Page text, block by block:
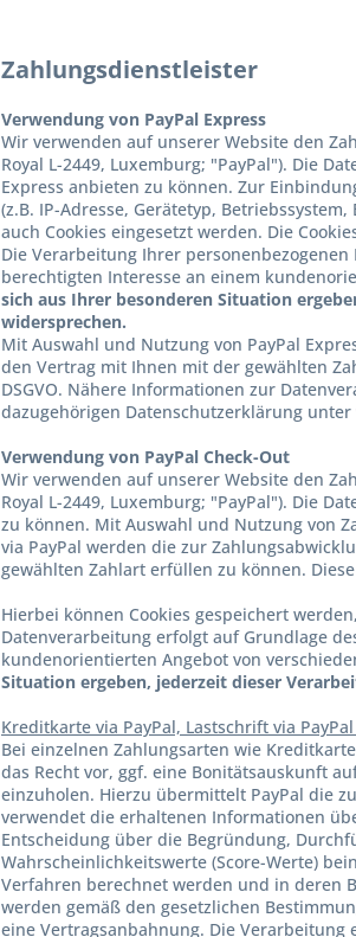
Zahlungsdienstleister
Verwendung von PayPal Express
Wir verwenden auf unserer Website den
Royal L-2449, Luxemburg; "PayPal"). Die
Express anbieten zu können. Zur
(z.B. IP-Adresse, Gerätetyp,
auch Cookies eingesetzt werden. Die
Die Verarbeitung Ihrer
berechtigten Interesse an einem
sich aus Ihrer besonderen Situation
widersprechen.
Mit Auswahl und Nutzung von PayPal
den Vertrag mit Ihnen mit der gewählten
DSGVO. Nähere Informationen zur
dazugehörigen Datenschutzerklärung unter
Verwendung von PayPal Check-Out
Wir verwenden auf unserer Website den
Royal L-2449, Luxemburg; "PayPal"). Die
zu können. Mit Auswahl und Nutzung von
via PayPal werden die zur
gewählten Zahlart erfüllen zu können.
Hierbei können Cookies gespeichert
Datenverarbeitung erfolgt auf Grundlage
kundenorientierten Angebot von
Situation ergeben, jederzeit dieser
Kreditkarte via PayPal, Lastschrift via
Bei einzelnen Zahlungsarten wie
das Recht vor, ggf. eine Bonitätsauskunft
einzuholen. Hierzu übermittelt PayPal die
verwendet die erhaltenen Informationen
Entscheidung über die Begründung,
Wahrscheinlichkeitswerte (Score-Werte)
Verfahren berechnet werden und in deren
werden gemäß den gesetzlichen
eine Vertragsanbahnung. Die Verarbeitung